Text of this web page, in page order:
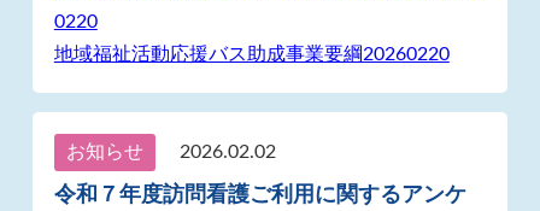
0220
地域福祉活動応援バス助成事業要綱20260220
お知らせ 2026.02.02
令和７年度訪問看護ご利用に関するアンケ